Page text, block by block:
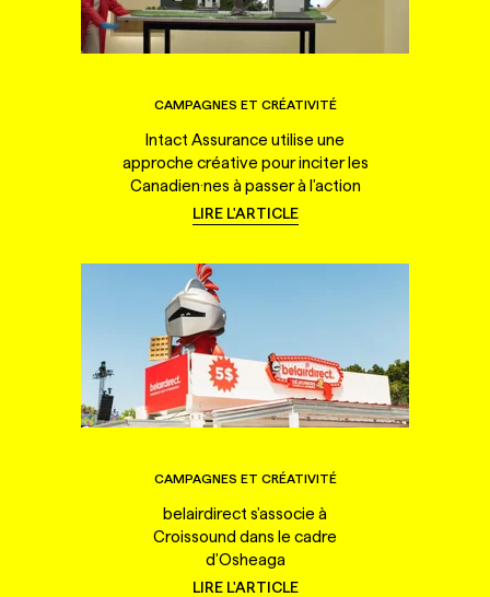
CAMPAGNES ET CRÉATIVITÉ
Intact Assurance utilise une
approche créative pour inciter les
Canadien·nes à passer à l'action
LIRE L'ARTICLE
CAMPAGNES ET CRÉATIVITÉ
belairdirect s'associe à
Croissound dans le cadre
d'Osheaga
LIRE L'ARTICLE